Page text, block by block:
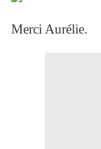
Merci Aurélie.